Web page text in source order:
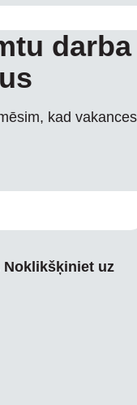
darba
kad vakances
Noklikšķiniet uz